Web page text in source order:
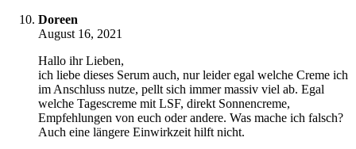
Doreen
August 16, 2021
Hallo ihr Lieben,
ich liebe dieses Serum auch, nur leider egal welche Creme ich
im Anschluss nutze, pellt sich immer massiv viel ab. Egal
welche Tagescreme mit LSF, direkt Sonnencreme,
Empfehlungen von euch oder andere. Was mache ich falsch?
Auch eine längere Einwirkzeit hilft nicht.